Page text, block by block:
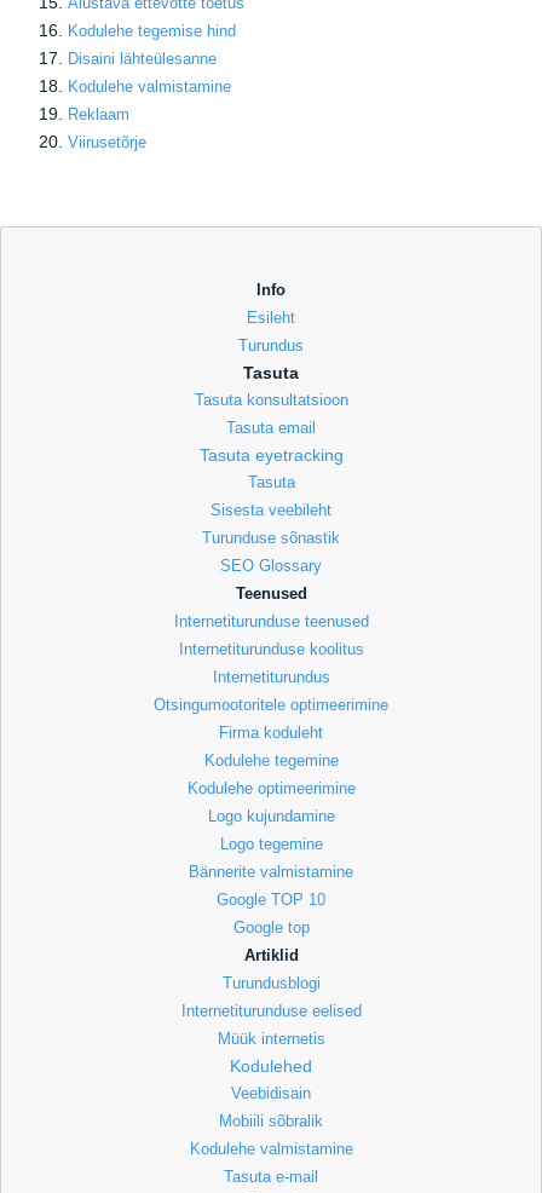
Kodulehe tegemise hind
Disaini lähteülesanne
Kodulehe valmistamine
Reklaam
Viirusetõrje
Info
Esileht
Turundus
Tasuta
Tasuta konsultatsioon
Tasuta email
Tasuta eyetracking
Tasuta
Sisesta veebileht
Turunduse sõnastik
SEO Glossary
Teenused
Internetiturunduse teenused
Internetiturunduse koolitus
Internetiturundus
Otsingumootoritele optimeerimine
Firma koduleht
Kodulehe tegemine
Kodulehe optimeerimine
Logo kujundamine
Logo tegemine
Bännerite valmistamine
Google TOP 10
Google top
Artiklid
Turundusblogi
Internetiturunduse eelised
Müük internetis
Kodulehed
Veebidisain
Mobiili sõbralik
Kodulehe valmistamine
Tasuta e-mail